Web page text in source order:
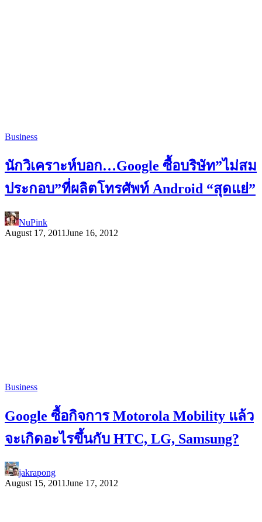
Business
นักวิเคราะห์บอก…Google ซื้อบริษัท”ไม่สม
ประกอบ”ที่ผลิตโทรศัพท์ Android “สุดแย่”
NuPink
August 17, 2011June 16, 2012
Business
Google ซื้อกิจการ Motorola Mobility แล้ว
จะเกิดอะไรขึ้นกับ HTC, LG, Samsung?
jakrapong
August 15, 2011June 17, 2012